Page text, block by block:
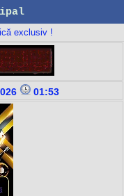
exclusiv !
01:53